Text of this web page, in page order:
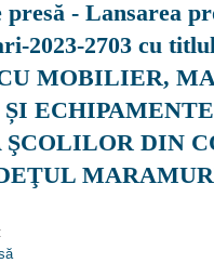
presă - Lansarea
2023-2703 cu
MOBILIER,
ECHIPAMENTE
DIN